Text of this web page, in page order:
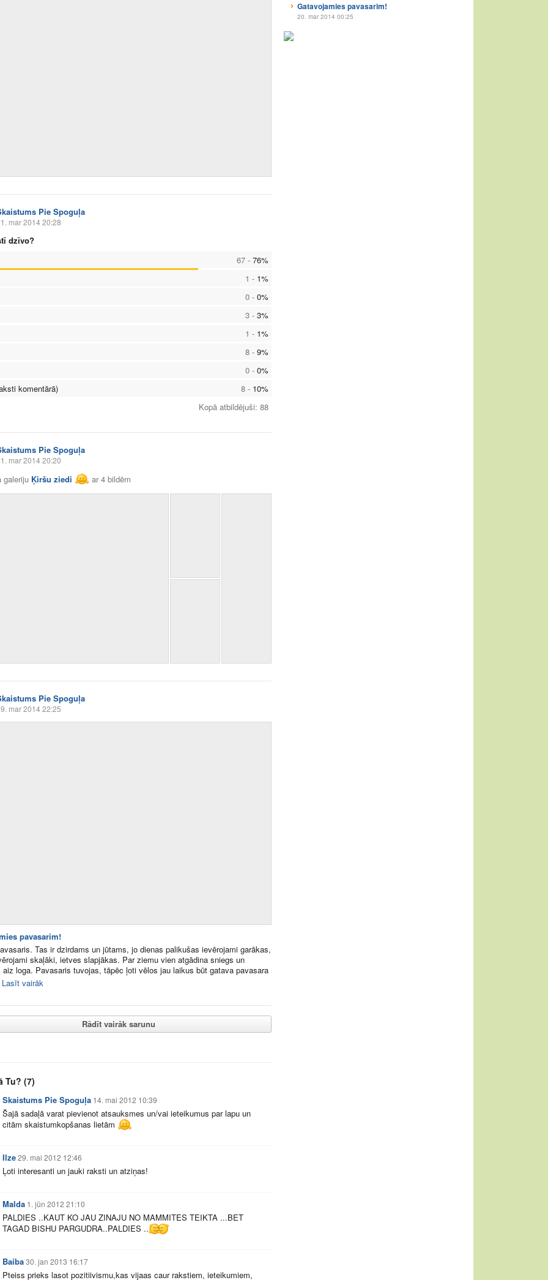
Pie Spoguļa
mar 2014 20:28
dzīvo?
67 - 76%
1 - 1%
0 - 0%
3 - 3%
1 - 1%
8 - 9%
0 - 0%
komentārā)
8 - 10%
Kopā atbildējuši: 88
Pie Spoguļa
mar 2014 20:20
galeriju Ķiršu ziedi ar4 bildēm
Pie Spoguļa
mar 2014 22:25
pavasarim!
Tas ir dzirdams un jūtams, jo dienas palikušas ievērojami garākas,
skaļāki, ietves slapjākas. Par ziemu vien atgādina sniegs un
aiz loga. Pavasaris tuvojas, tāpēc ļoti vēlos jau laikus būt gatava pavasara
Lasīt vairāk
Rādīt vairāk sarunu
Tu? (7)
Skaistums Pie Spoguļa 14. mai 2012 10:39
Šajā sadaļā varat pievienot atsauksmes un/vai ieteikumus par lapu un
citām skaistumkopšanas lietām
Ilze29. mai 2012 12:46
Ļoti interesanti un jauki raksti un atziņas!
Malda 1. jūn 2012 21:10
PALDIES ..KAUT KO JAU ZINAJU NO MAMMITES TEIKTA ...BET
TAGAD BISHU PARGUDRA..PALDIES ..
Baiba30. jan 2013 16:17
Pteiss prieks lasot pozitiivismu,kas vijaas caur rakstiem, ieteikumiem,
Gatavojamies pavasarim!
20. mar 2014 00:25